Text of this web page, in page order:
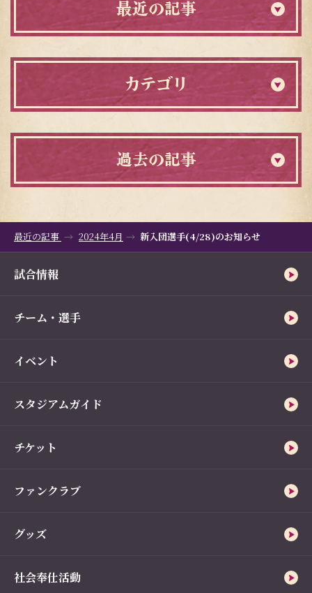
最近の記事
カテゴリ
過去の記事
最近の記事 2024年4月 新入団選手(4/28)のお知らせ
試合情報
チーム・選手
イベント
スタジアムガイド
チケット
ファンクラブ
グッズ
社会奉仕活動